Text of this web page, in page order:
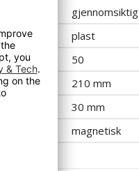
gjennomsiktig
plast
50
210 mm
30 mm
magnetisk